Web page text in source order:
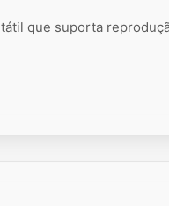
que suporta